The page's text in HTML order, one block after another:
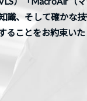
、そして確かな
ことをお約束い